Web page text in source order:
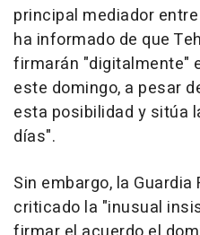
principal mediador
ha informado de que
firmarán "digitalmente"
este domingo, a pesar
esta posibilidad y sitúa
días".
Sin embargo, la
criticado la "inusual